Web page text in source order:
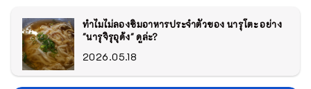
ทำไมไม่ลองชิมอาหารประจำตัวของ นารุโตะ อย่าง
"นารุจิรุอุด้ง" ดูล่ะ?
2026.05.18